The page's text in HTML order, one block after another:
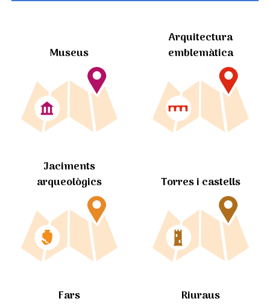
Museus
Arquitectura
emblemàtica
Jaciments
arqueològics
Torres i castells
Fars Riuraus